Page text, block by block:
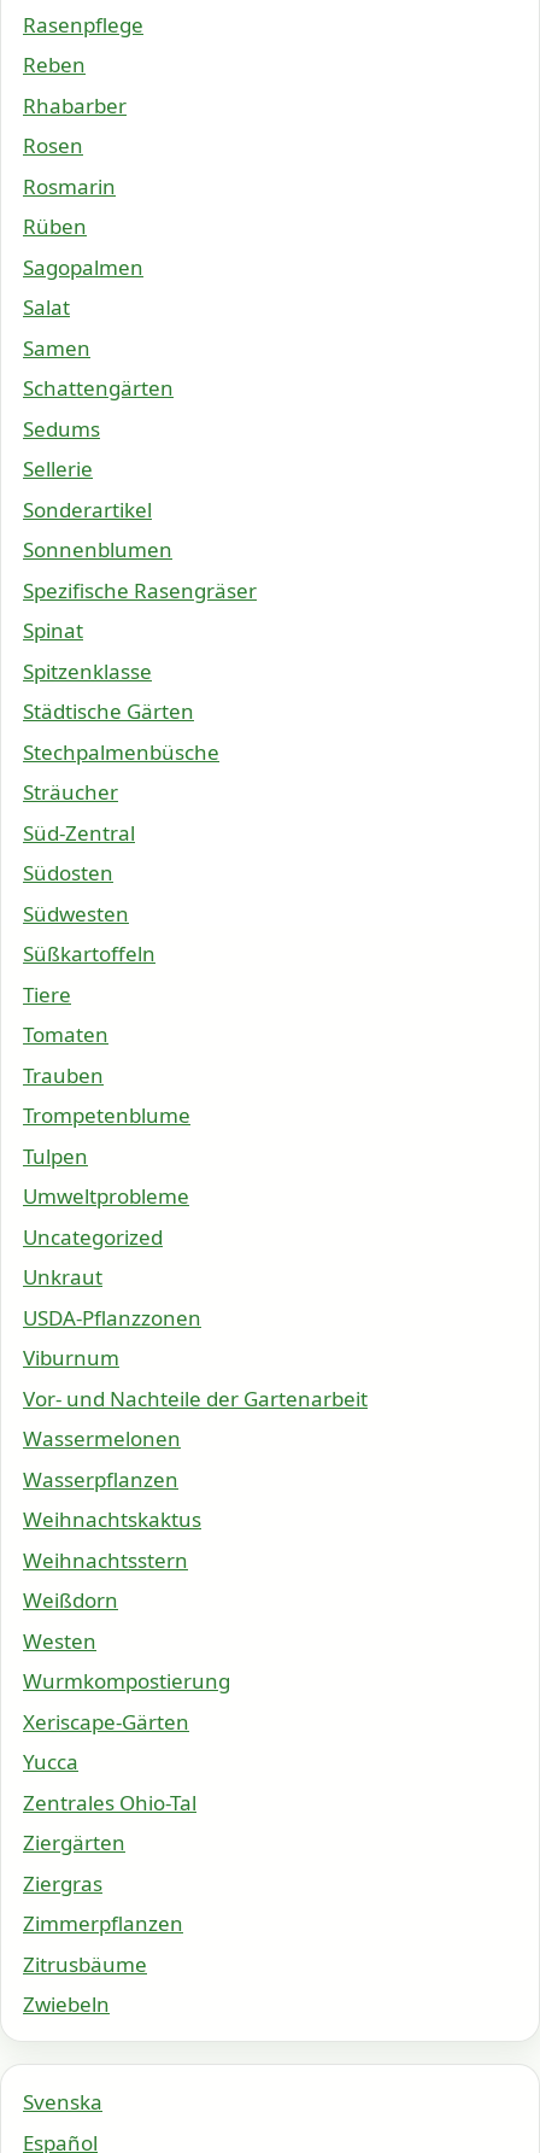
Rasenpflege
Reben
Rhabarber
Rosen
Rosmarin
Rüben
Sagopalmen
Salat
Samen
Schattengärten
Sedums
Sellerie
Sonderartikel
Sonnenblumen
Spezifische Rasengräser
Spinat
Spitzenklasse
Städtische Gärten
Stechpalmenbüsche
Sträucher
Süd-Zentral
Südosten
Südwesten
Süßkartoffeln
Tiere
Tomaten
Trauben
Trompetenblume
Tulpen
Umweltprobleme
Uncategorized
Unkraut
USDA-Pflanzzonen
Viburnum
Vor- und Nachteile der Gartenarbeit
Wassermelonen
Wasserpflanzen
Weihnachtskaktus
Weihnachtsstern
Weißdorn
Westen
Wurmkompostierung
Xeriscape-Gärten
Yucca
Zentrales Ohio-Tal
Ziergärten
Ziergras
Zimmerpflanzen
Zitrusbäume
Zwiebeln
Svenska
Español